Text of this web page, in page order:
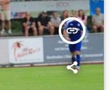
insert_link